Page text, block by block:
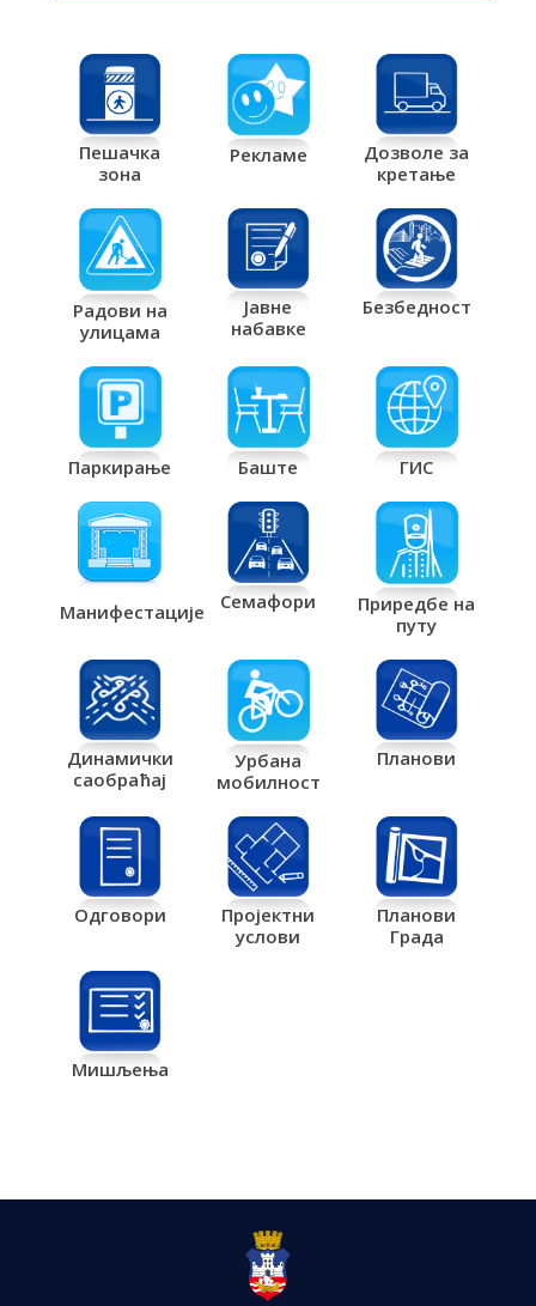
Пешачка
зона
Рекламе
Дозволе за
кретање
Радови на
улицама
Јавне
набавке
Безбедност
Паркирање Баште ГИС
Манифестације Семафори
Приредбе на
путу
Динамички
саобраћај
Урбана
мобилност
Планови
Одговори
Пројектни
услови
Планови
Града
Мишљења